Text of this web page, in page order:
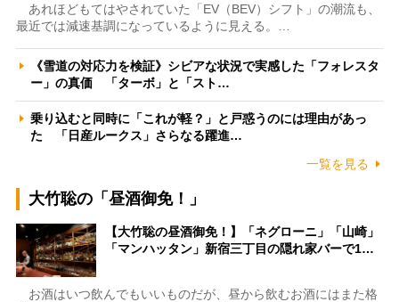
あれほどもてはやされていた「EV（BEV）シフト」の潮流も、
最近では減速基調になっているように見える。…
《雪道の対応力を検証》シビアな状況で実感した「フォレスタ
ー」の真価 「ターボ」と「スト…
乗り込むと同時に「これが軽？」と戸惑うのには理由があっ
た 「日産ルークス」さらなる躍進…
一覧を見る
大竹聡の「昼酒御免！」
【大竹聡の昼酒御免！】「ネグローニ」「山崎」
「マンハッタン」新宿三丁目の隠れ家バーで1…
お酒はいつ飲んでもいいものだが、昼から飲むお酒にはまた格